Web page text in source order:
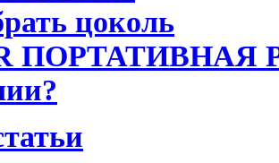
цоколь
ПОРТАТИВНАЯ